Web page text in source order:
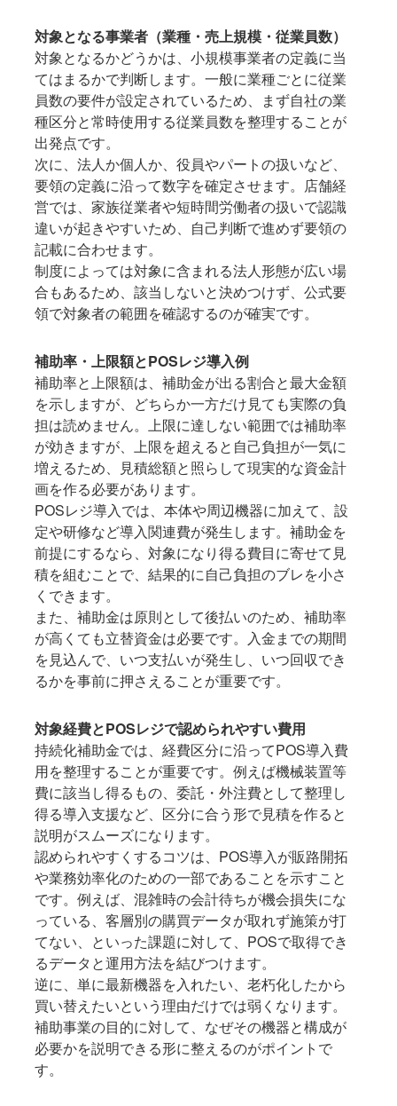
対象となる事業者（業種・売上規模・従業員数）
対象となるかどうかは、小規模事業者の定義に当
てはまるかで判断します。一般に業種ごとに従業
員数の要件が設定されているため、まず自社の業
種区分と常時使用する従業員数を整理することが
出発点です。
次に、法人か個人か、役員やパートの扱いなど、
要領の定義に沿って数字を確定させます。店舗経
営では、家族従業者や短時間労働者の扱いで認識
違いが起きやすいため、自己判断で進めず要領の
記載に合わせます。
制度によっては対象に含まれる法人形態が広い場
合もあるため、該当しないと決めつけず、公式要
領で対象者の範囲を確認するのが確実です。
補助率・上限額とPOSレジ導入例
補助率と上限額は、補助金が出る割合と最大金額
を示しますが、どちらか一方だけ見ても実際の負
担は読めません。上限に達しない範囲では補助率
が効きますが、上限を超えると自己負担が一気に
増えるため、見積総額と照らして現実的な資金計
画を作る必要があります。
POSレジ導入では、本体や周辺機器に加えて、設
定や研修など導入関連費が発生します。補助金を
前提にするなら、対象になり得る費目に寄せて見
積を組むことで、結果的に自己負担のブレを小さ
くできます。
また、補助金は原則として後払いのため、補助率
が高くても立替資金は必要です。入金までの期間
を見込んで、いつ支払いが発生し、いつ回収でき
るかを事前に押さえることが重要です。
対象経費とPOSレジで認められやすい費用
持続化補助金では、経費区分に沿ってPOS導入費
用を整理することが重要です。例えば機械装置等
費に該当し得るもの、委託・外注費として整理し
得る導入支援など、区分に合う形で見積を作ると
説明がスムーズになります。
認められやすくするコツは、POS導入が販路開拓
や業務効率化のための一部であることを示すこと
です。例えば、混雑時の会計待ちが機会損失にな
っている、客層別の購買データが取れず施策が打
てない、といった課題に対して、POSで取得でき
るデータと運用方法を結びつけます。
逆に、単に最新機器を入れたい、老朽化したから
買い替えたいという理由だけでは弱くなります。
補助事業の目的に対して、なぜその機器と構成が
必要かを説明できる形に整えるのがポイントで
す。